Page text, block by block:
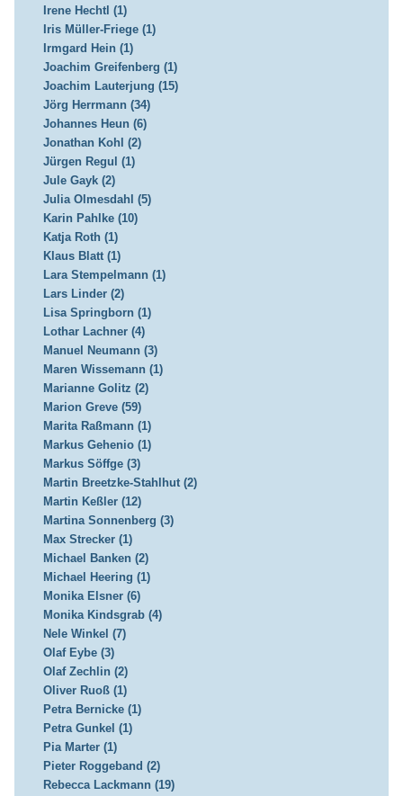
Irene Hechtl (1)
Iris Müller-Friege (1)
Irmgard Hein (1)
Joachim Greifenberg (1)
Joachim Lauterjung (15)
Jörg Herrmann (34)
Johannes Heun (6)
Jonathan Kohl (2)
Jürgen Regul (1)
Jule Gayk (2)
Julia Olmesdahl (5)
Karin Pahlke (10)
Katja Roth (1)
Klaus Blatt (1)
Lara Stempelmann (1)
Lars Linder (2)
Lisa Springborn (1)
Lothar Lachner (4)
Manuel Neumann (3)
Maren Wissemann (1)
Marianne Golitz (2)
Marion Greve (59)
Marita Raßmann (1)
Markus Gehenio (1)
Markus Söffge (3)
Martin Breetzke-Stahlhut (2)
Martin Keßler (12)
Martina Sonnenberg (3)
Max Strecker (1)
Michael Banken (2)
Michael Heering (1)
Monika Elsner (6)
Monika Kindsgrab (4)
Nele Winkel (7)
Olaf Eybe (3)
Olaf Zechlin (2)
Oliver Ruoß (1)
Petra Bernicke (1)
Petra Gunkel (1)
Pia Marter (1)
Pieter Roggeband (2)
Rebecca Lackmann (19)